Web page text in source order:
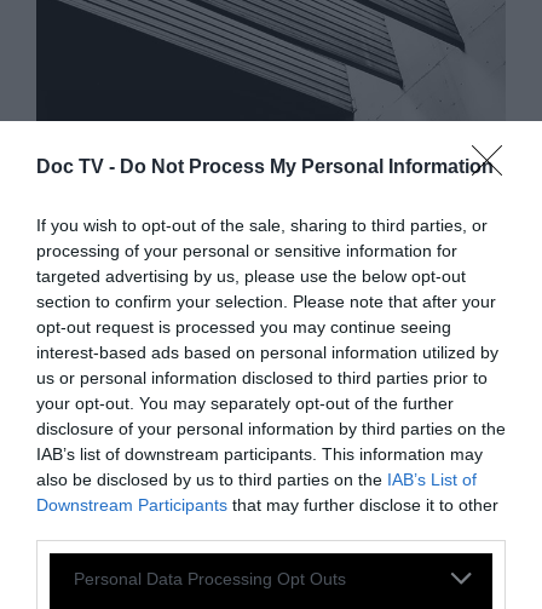
Doc TV - Do Not Process My Personal Information
If you wish to opt-out of the sale, sharing to third parties, or
processing of your personal or sensitive information for
targeted advertising by us, please use the below opt-out
section to confirm your selection. Please note that after your
opt-out request is processed you may continue seeing
interest-based ads based on personal information utilized by
us or personal information disclosed to third parties prior to
your opt-out. You may separately opt-out of the further
disclosure of your personal information by third parties on the
IAB’s list of downstream participants. This information may
also be disclosed by us to third parties on the IAB’s List of
Downstream Participants that may further disclose it to other
Personal Data Processing Opt Outs
Olga Kouklaki: Idle Eyes
Η Ελληνίδα dj και παραγωγός μας χαρίζει ένα
house - electronic set
21 Σεπτεμβρίου 2016